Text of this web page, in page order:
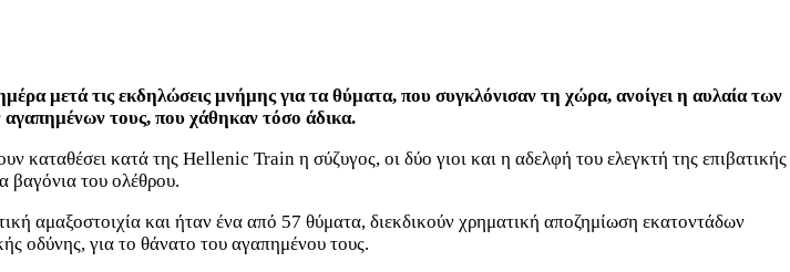
μετά τις εκδηλώσεις μνήμης για τα θύματα, που συγκλόνισαν τη χώρα, ανοίγει η αυλαία των
αγαπημένων τους, που χάθηκαν τόσο άδικα.
καταθέσει κατά της Hellenic Train η σύζυγος, οι δύο γιοι και η αδελφή του ελεγκτή της επιβατικής
βαγόνια του ολέθρου.
αμαξοστοιχία και ήταν ένα από 57 θύματα, διεκδικούν χρηματική αποζημίωση εκατοντάδων
οδύνης, για το θάνατο του αγαπημένου τους.